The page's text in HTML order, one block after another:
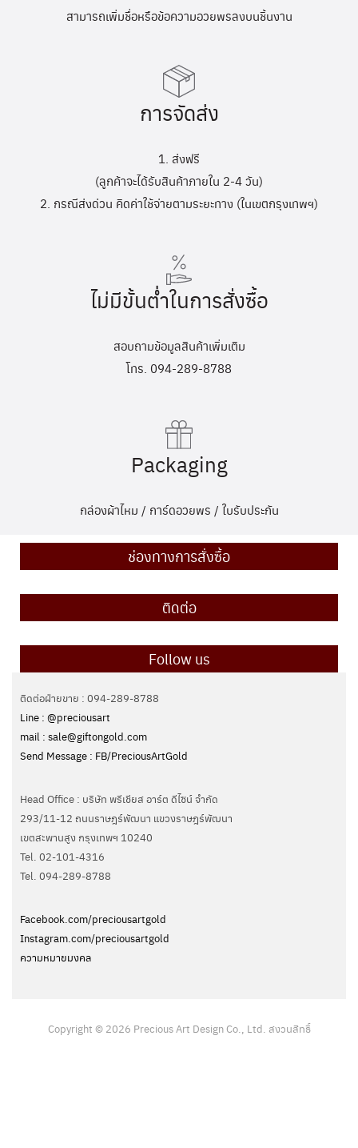
สามารถเพิ่มชื่อหรือข้อความอวยพรลงบนชิ้นงาน
การจัดส่ง
1. ส่งฟรี
(ลูกค้าจะได้รับสินค้าภายใน 2-4 วัน)
2. กรณีส่งด่วน คิดค่าใช้จ่ายตามระยะทาง (ในเขตกรุงเทพฯ)
ไม่มีขั้นต่ำในการสั่งซื้อ
สอบถามข้อมูลสินค้าเพิ่มเติม
โทร. 094-289-8788
Packaging
กล่องผ้าไหม / การ์ดอวยพร / ใบรับประกัน
ช่องทางการสั่งซื้อ
ติดต่อ
Follow us
ติดต่อฝ่ายขาย : 094-289-8788
Line : @preciousart
mail : sale@giftongold.com
Send Message : FB/PreciousArtGold
Head Office : บริษัท พรีเชียส อาร์ต ดีไซน์ จำกัด
293/11-12 ถนนราษฎร์พัฒนา แขวงราษฎร์พัฒนา
เขตสะพานสูง กรุงเทพฯ 10240
Tel. 02-101-4316
Tel. ‭094-289-8788‬
Facebook.com/preciousartgold
Instagram.com/preciousartgold
ความหมายมงคล
Copyright © 2026 Precious Art Design Co., Ltd. สงวนสิทธิ์